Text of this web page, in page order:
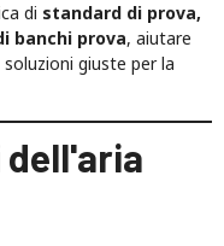
di standard di prova,
banchi prova, aiutare
giuste per la
dell'aria